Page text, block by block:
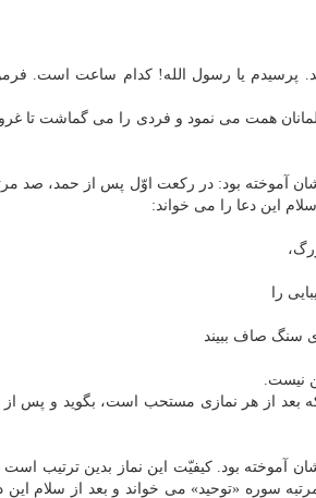
پرسیدم یا رسول الله! کدام ساعت است.
همت می نمود و فردی را می گماشت تا
آموخته بود: در رکعت اوّل پس از حمد، صد
این دعا را می خواند:
را
سنگ صاف ببیند
نیست.
بعد از هر نمازی مستحب است، بگوید و پس از
آموخته بود. کیفیّت این نماز بدین ترتیب است
سوره «توحید» می خواند و بعد از سلام این